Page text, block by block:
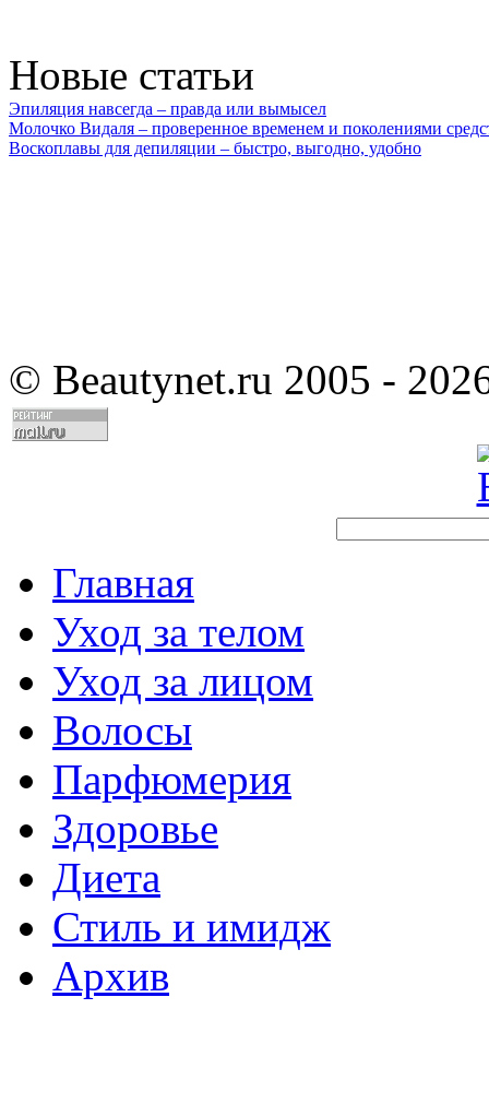
Новые статьи
Эпиляция навсегда – правда или вымысел
Молочко Видаля – проверенное временем и поколениями
Воскоплавы для депиляции – быстро, выгодно, удобно
© Beautynet.ru 2005 -
Главная
Уход за телом
Уход за лицом
Волосы
Парфюмерия
Здоровье
Диета
Стиль и имидж
Архив